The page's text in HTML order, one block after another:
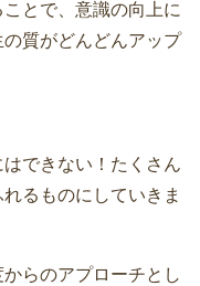
とで、意識の向上に
質がどんどんアップ
できない！たくさん
るものにしていきま
らのアプローチとし